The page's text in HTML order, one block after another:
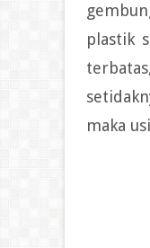
plastik
maka